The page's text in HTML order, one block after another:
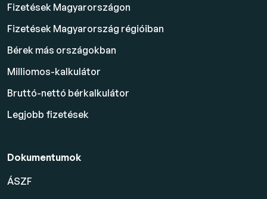
Fizetések Magyarországon
Fizetések Magyarország régióiban
Bérek más országokban
Milliomos-kalkulátor
Bruttó-nettó bérkalkulátor
Legjobb fizetések
Dokumentumok
ÁSZF